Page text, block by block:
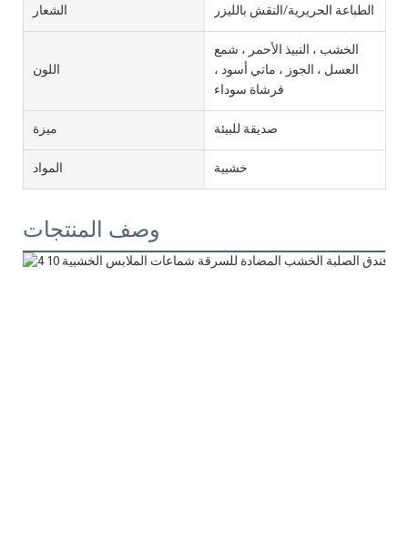
الشعار الطباعة الحريرية/النقش بالليزر
اللون
الخشب ، النبيذ الأحمر ، شمع
العسل ، الجوز ، ماتي أسود ،
فرشاة سوداء
ميزة صديقة للبيئة
المواد خشبية
وصف المنتجات